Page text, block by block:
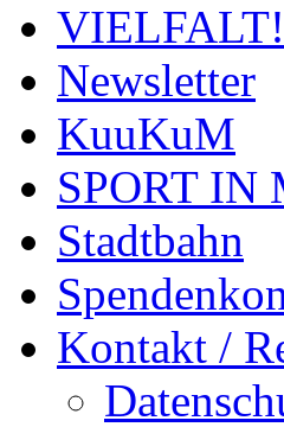
Newsletter
KuuKuM
SPORT IN
Stadtbahn
Kontakt /